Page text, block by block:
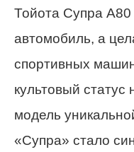
Тойота Супра
автомобиль, а
спортивных
культовый
модель
«Супра» стало